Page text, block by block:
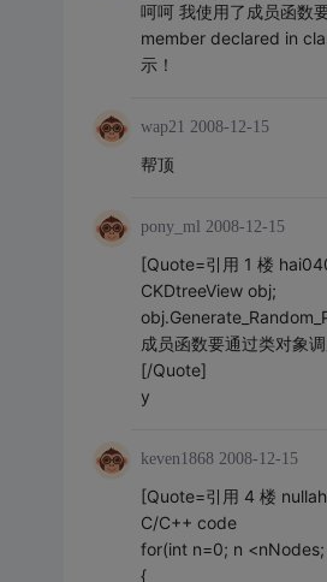
呵呵 我使用了成员函数
member declared in
示！
wap21 2008-12-15
帮顶
pony_ml 2008-12-15
[Quote=引用 1 楼
CKDtreeView obj;
成员函数要通过类对象
[/Quote]
y
keven1868 2008-12-15
[Quote=引用 4 楼
C/C++ code
for(int n=0; n
{